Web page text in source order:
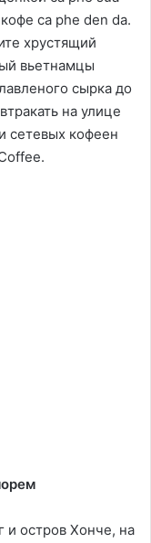
ca phe den da.
хрустящий
вьетнамцы
сырка до
на улице
сетевых кофеен
и остров Хонче, на